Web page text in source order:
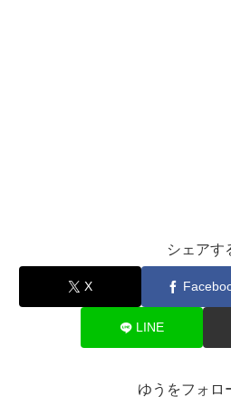
シェアす
X
LINE
ゆうをフォロ